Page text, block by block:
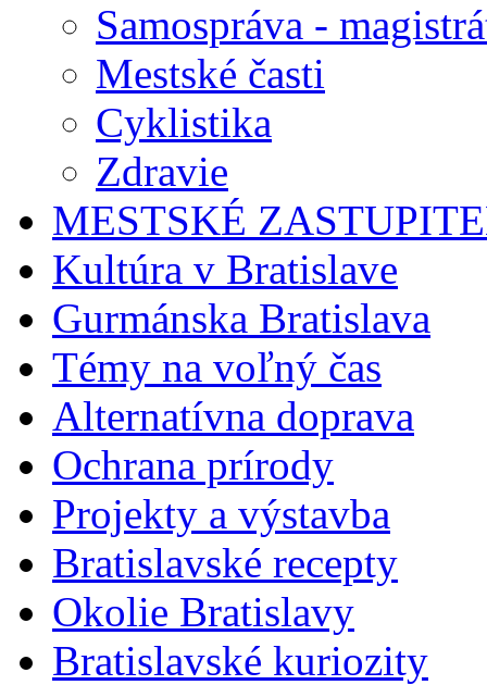
Samospráva -
Mestské časti
Cyklistika
Zdravie
MESTSKÉ
Kultúra v Bratislave
Gurmánska Bratislava
Témy na voľný čas
Alternatívna doprava
Ochrana prírody
Projekty a výstavba
Bratislavské recepty
Okolie Bratislavy
Bratislavské kuriozity